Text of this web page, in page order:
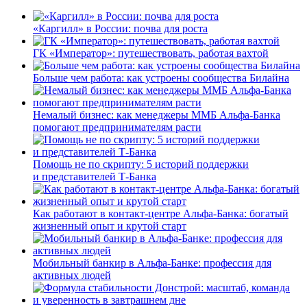
«Каргилл» в России: почва для роста
ГК «Император»: путешествовать, работая вахтой
Больше чем работа: как устроены сообщества Билайна
Немалый бизнес: как менеджеры ММБ Альфа-Банка
помогают предпринимателям расти
Помощь не по скрипту: 5 историй поддержки
и представителей Т-Банка
Как работают в контакт-центре Альфа-Банка: богатый
жизненный опыт и крутой старт
Мобильный банкир в Альфа-Банке: профессия для
активных людей